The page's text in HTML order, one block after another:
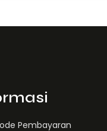
Pembayaran